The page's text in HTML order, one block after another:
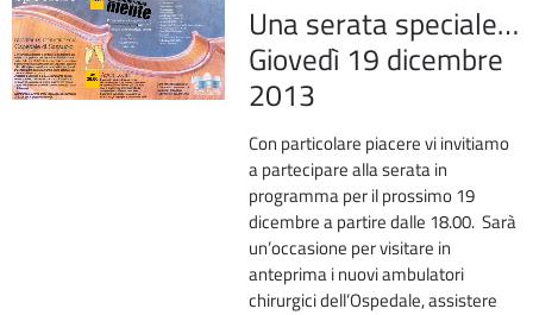
Una serata speciale…
Giovedì 19 dicembre
2013
Con particolare piacere vi invitiamo
a partecipare alla serata in
programma per il prossimo 19
dicembre a partire dalle 18.00. Sarà
un’occasione per visitare in
anteprima i nuovi ambulatori
chirurgici dell’Ospedale, assistere